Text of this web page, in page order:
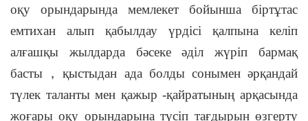
оқу орындарында мемлекет бойынша біртұтас
емтихан алып қабылдау үрдісі қалпына келіп
алғашқы жылдарда бәсеке әділ жүріп бармақ
басты ，қыстыдан ада болды сонымен әрқандай
түлек таланты мен қажыр -қайратының арқасында
жоғары оқу орындарына түсіп тағдырын өзгерту